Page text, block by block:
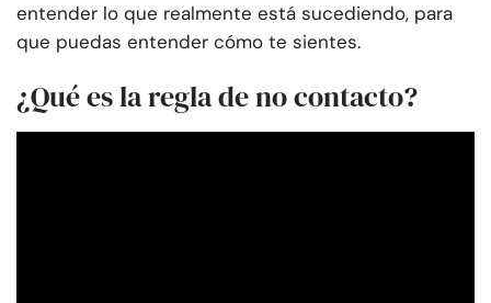
entender lo que realmente está sucediendo, para
que puedas entender cómo te sientes.
¿Qué es la regla de no contacto?